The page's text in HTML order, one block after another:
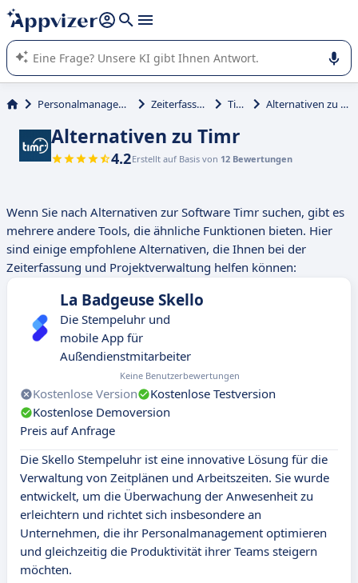
beantworten (mehrere Zeilen mit
Die KI von Appvizer führt Sie bei der Nutzung oder Auswahl
von SaaS-Software in Unternehmen.
Personalmanagement Zeiterfassung Timr Alternativen zu Timr
Alternativen zu Timr
4.2Erstellt auf Basis von 12 Bewertungen
Wenn Sie nach Alternativen zur Software Timr suchen, gibt es
mehrere andere Tools, die ähnliche Funktionen bieten. Hier
sind einige empfohlene Alternativen, die Ihnen bei der
Zeiterfassung und Projektverwaltung helfen können:
La Badgeuse Skello
Die Stempeluhr und
mobile App für
Außendienstmitarbeiter
Keine Benutzerbewertungen
Kostenlose Version
Kostenlose Testversion
Kostenlose Demoversion
Preis auf Anfrage
Die Skello Stempeluhr ist eine innovative Lösung für die
Verwaltung von Zeitplänen und Arbeitszeiten. Sie wurde
entwickelt, um die Überwachung der Anwesenheit zu
erleichtern und richtet sich insbesondere an
Unternehmen, die ihr Personalmanagement optimieren
und gleichzeitig die Produktivität ihrer Teams steigern
möchten.